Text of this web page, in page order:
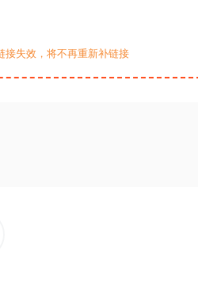
接失效，将不再重新补链接